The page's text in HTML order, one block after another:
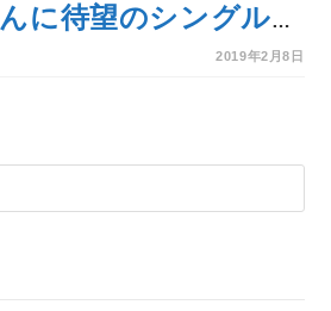
んに待望のシングル
『桜』についてインタ
2019年2月8日